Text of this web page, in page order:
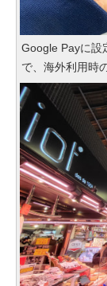
Google Payに設
で、海外利用時